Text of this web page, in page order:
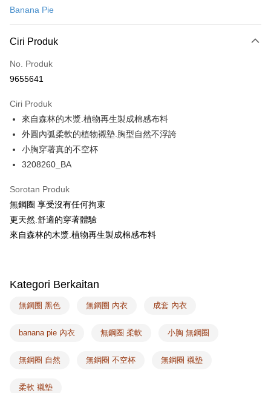
LINE Pay
Apple Pay
Easy Wallet
Google Pay
PXPay Plus
Plus PAY
Deskripsi
Pertama, Mengenai Perkhidmatan AFTEE Beli Sekarang Bayar Kemudian
1. Dengan memilih AFTEE sebagai kaedah pembayaran, mesej
pengesahan AFTEE akan muncul.
2. Anda boleh meneruskan pembayaran selepas pengesahan SMS.
manakala ahli aplikasi akan menerima pemberitahuan tolak aplikasi
AFTEE.
5. Tiada bayaran diperlukan apabila anda menerima produk. Sila buat
pembayaran di empat kedai serbaneka utama, ATM atau perbankan
AFTEE.
Sila ambil perhatian bahawa tempoh pembayaran adalah 14 hari. Walau
bagaimanapun, bagi mereka yang telah memuat turun Aplikasi AFTEE
sehingga 45 hari.
Pemindahan ATM
Pilihan Penghantaran
NT$1,500 atau lebih
NT$100/pesanan | Penghantaran percuma untuk pesanan
7-11取付
NT$100/pesanan | Penghantaran percuma untuk pesanan
Banana Pie
Ciri Produk
No. Produk
9655641
Ciri Produk
來自森林的木漿.植物再生製成棉感布料
外圓內弧柔軟的植物襯墊.胸型自然不浮誇
小胸穿著真的不空杯
3208260_BA
Sorotan Produk
無鋼圈 享受沒有任何拘束
更天然.舒適的穿著體驗
來自森林的木漿.植物再生製成棉感布料
Kategori Berkaitan
無鋼圈 黑色 無鋼圈 內衣 成套 內衣
banana pie 內衣 無鋼圈 柔軟 小胸 無鋼圈
無鋼圈 自然 無鋼圈 不空杯 無鋼圈 襯墊
柔軟 襯墊